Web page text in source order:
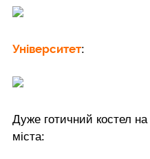
Університет:
Дуже готичний костел на
міста: